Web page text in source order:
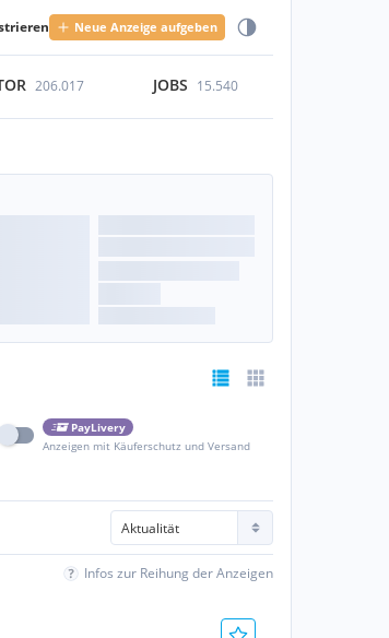
Neue Anzeige aufgeben
206.017 JOBS 15.540
PayLivery
Anzeigen mit Käuferschutz und Versand
Infos zur Reihung der Anzeigen